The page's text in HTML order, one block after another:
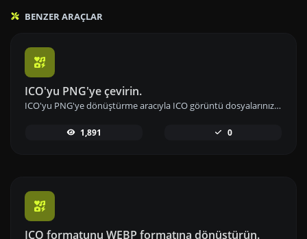
BENZER ARAÇLAR
ICO'yu PNG'ye çevirin.
ICO'yu PNG'ye dönüştürme aracıyla ICO görüntü dosyalarınızı hızlıca PNG formatına çevirin ve görüntü kalitesini yükseltin.
1,891 0
ICO formatunu WEBP formatına dönüştürün.